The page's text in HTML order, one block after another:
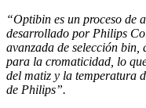
“Optibin es un proceso de
desarrollado por Philips
avanzada de selección bin,
para la cromaticidad, lo
del matiz y la temperatura
de Philips”.